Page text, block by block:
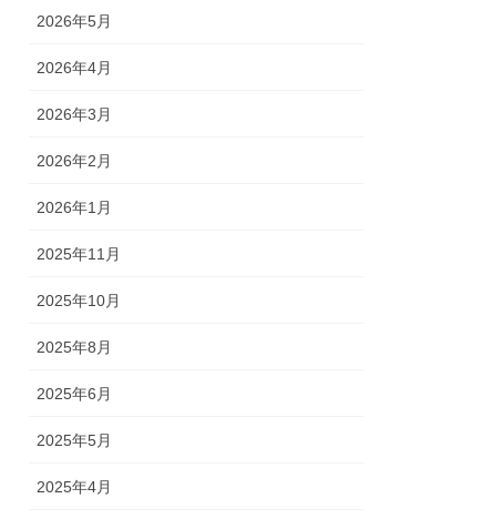
2026年5月
2026年4月
2026年3月
2026年2月
2026年1月
2025年11月
2025年10月
2025年8月
2025年6月
2025年5月
2025年4月